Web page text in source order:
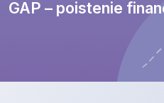
GAP – poistenie